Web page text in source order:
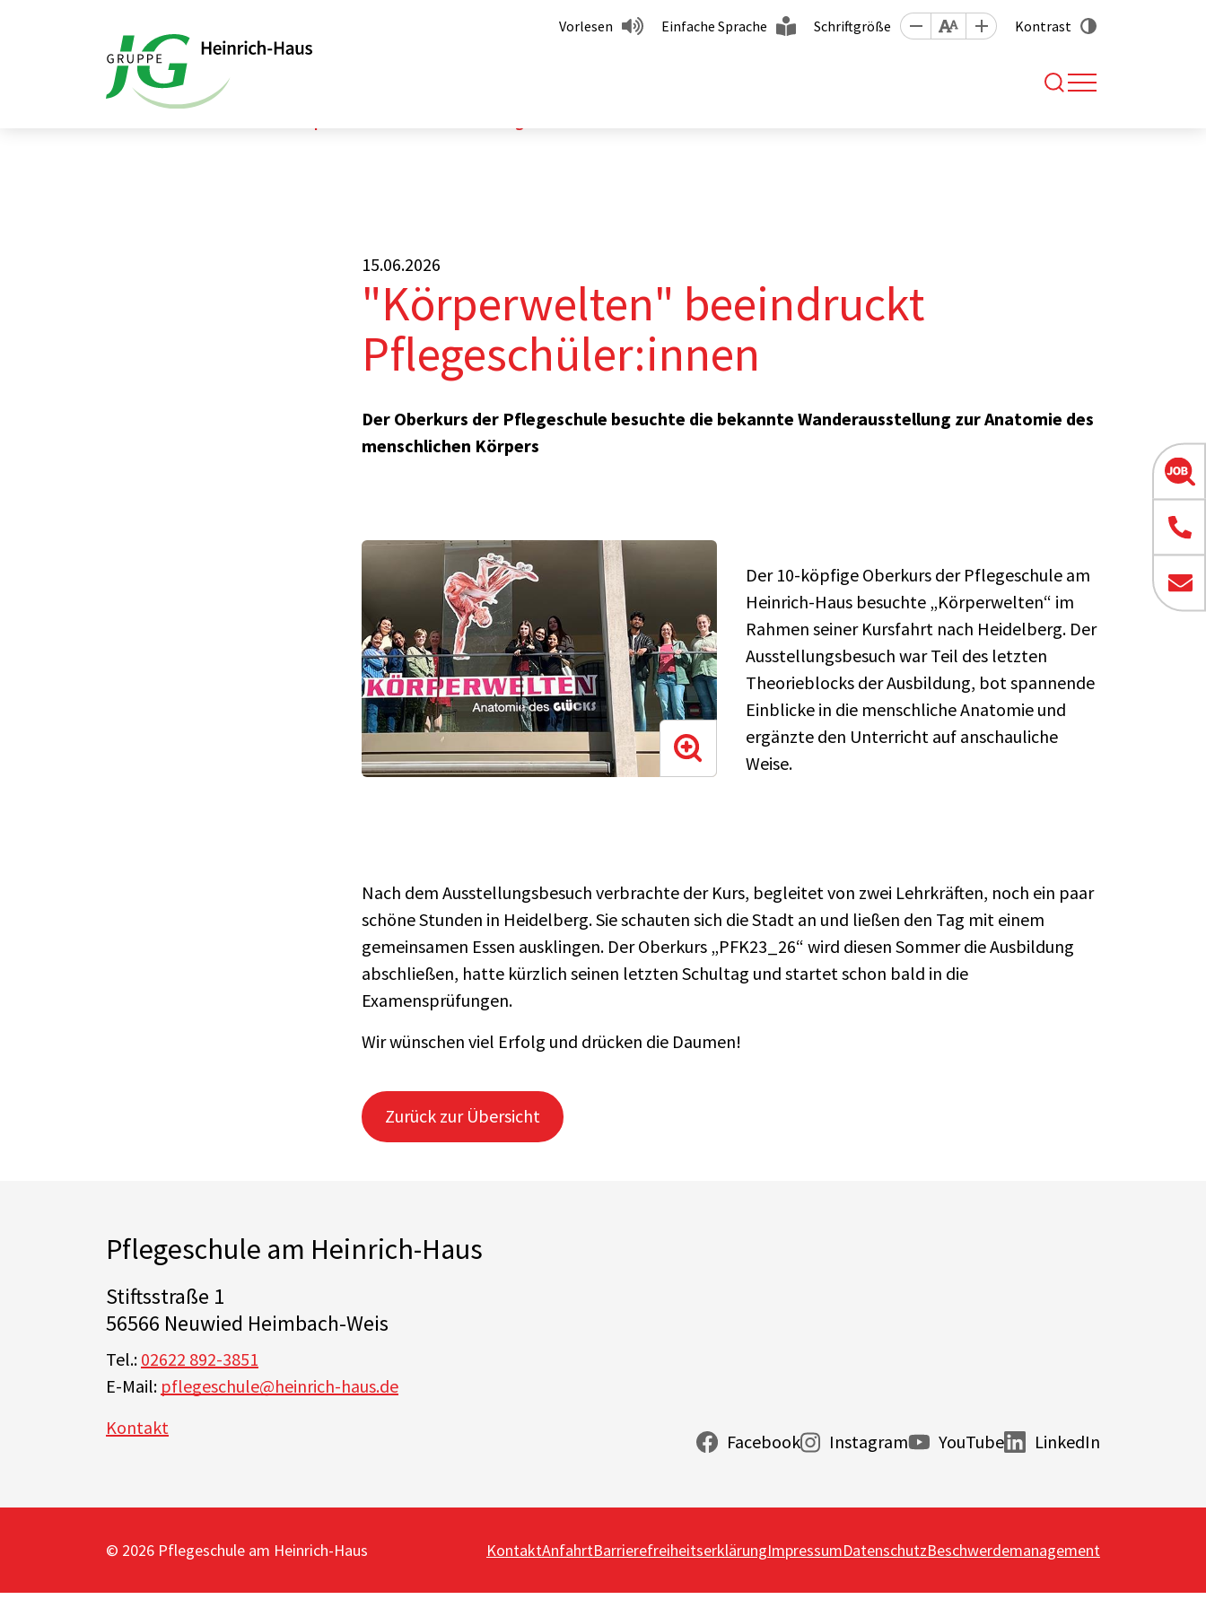
Vorlesen Einfache Sprache Schriftgröße Kontrast
15.06.2026
"Körperwelten" beeindruckt
Pflegeschüler:innen
Der Oberkurs der Pflegeschule besuchte die bekannte Wanderausstellung zur Anatomie des
menschlichen Körpers
Der 10-köpfige Oberkurs der Pflegeschule am
Heinrich-Haus besuchte „Körperwelten“ im
Rahmen seiner Kursfahrt nach Heidelberg. Der
Ausstellungsbesuch war Teil des letzten
Theorieblocks der Ausbildung, bot spannende
Einblicke in die menschliche Anatomie und
ergänzte den Unterricht auf anschauliche
Weise.
Nach dem Ausstellungsbesuch verbrachte der Kurs, begleitet von zwei Lehrkräften, noch ein paar
schöne Stunden in Heidelberg. Sie schauten sich die Stadt an und ließen den Tag mit einem
gemeinsamen Essen ausklingen. Der Oberkurs „PFK23_26“ wird diesen Sommer die Ausbildung
abschließen, hatte kürzlich seinen letzten Schultag und startet schon bald in die
Examensprüfungen.
Wir wünschen viel Erfolg und drücken die Daumen!
Zurück zur Übersicht
Pflegeschule am Heinrich-Haus
Stiftsstraße 1
56566 Neuwied Heimbach-Weis
Tel.: 02622 892-3851
E-Mail: pflegeschule@heinrich-haus.de
Kontakt
Facebook Instagram YouTube LinkedIn
KontaktAnfahrtBarrierefreiheitserklärungImpressumDatenschutzBeschwerdemanagement
© 2026 Pflegeschule am Heinrich-Haus